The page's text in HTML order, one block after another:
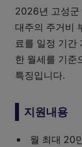
2026년 고성군
대주의 주거비
료를 일정 기간
한 월세를 기준
특징입니다.
지원내용
월 최대 20